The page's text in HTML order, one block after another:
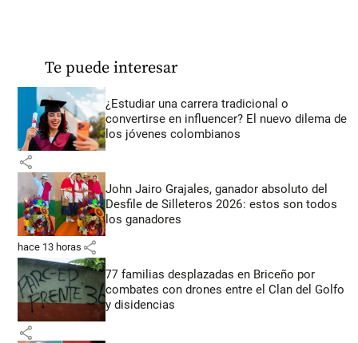
Te puede interesar
¿Estudiar una carrera tradicional o
convertirse en influencer? El nuevo dilema de
los jóvenes colombianos
share
John Jairo Grajales, ganador absoluto del
Desfile de Silleteros 2026: estos son todos
los ganadores
hace 13 horas share
77 familias desplazadas en Briceño por
combates con drones entre el Clan del Golfo
y disidencias
share